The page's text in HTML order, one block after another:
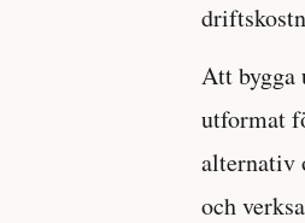
Att bygga
utformat
alternativ
och